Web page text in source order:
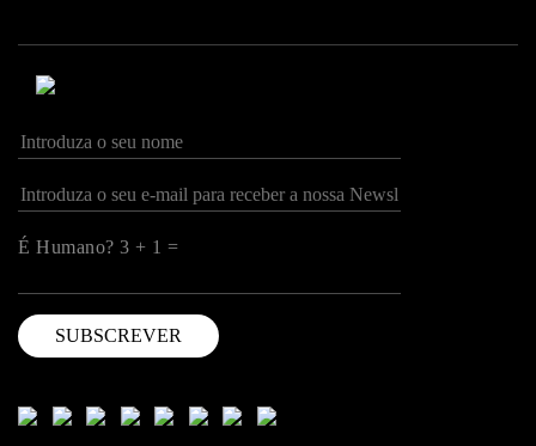
Produto relacionado